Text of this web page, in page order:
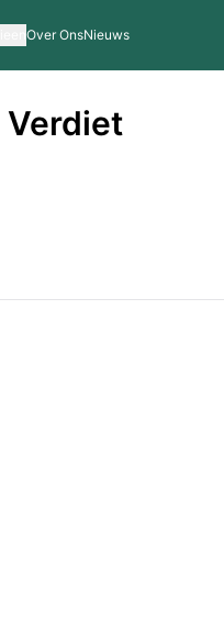
Over OnsNieuws
Verdiet